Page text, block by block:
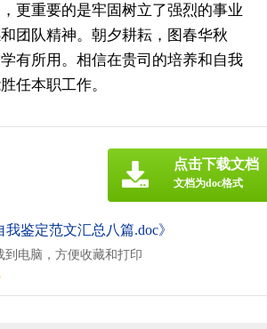
更重要的是牢固树立了强烈的事业
团队精神。朝夕耕耘，图春华秋
有所用。相信在贵司的培养和自我
任本职工作。
我鉴定范文汇总八篇.doc》
到电脑，方便收藏和打印
点击下载文档
文档为doc格式